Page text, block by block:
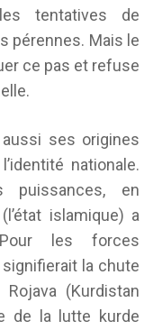
tentatives de
pérennes. Mais le
ce pas et refuse
ses origines
nationale.
puissances, en
islamique) a
les forces
la chute
(Kurdistan
de la lutte kurde